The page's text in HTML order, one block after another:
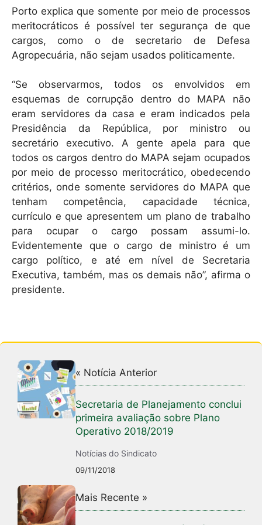
Porto explica que somente por meio de processos
meritocráticos é possível ter segurança de que
cargos, como o de secretario de Defesa
Agropecuária, não sejam usados politicamente.
“Se observarmos, todos os envolvidos em
esquemas de corrupção dentro do MAPA não
eram servidores da casa e eram indicados pela
Presidência da República, por ministro ou
secretário executivo. A gente apela para que
todos os cargos dentro do MAPA sejam ocupados
por meio de processo meritocrático, obedecendo
critérios, onde somente servidores do MAPA que
tenham competência, capacidade técnica,
currículo e que apresentem um plano de trabalho
para ocupar o cargo possam assumi-lo.
Evidentemente que o cargo de ministro é um
cargo político, e até em nível de Secretaria
Executiva, também, mas os demais não”, afirma o
presidente.
« Notícia Anterior
Secretaria de Planejamento conclui
primeira avaliação sobre Plano
Operativo 2018/2019
Notícias do Sindicato
09/11/2018
Mais Recente »